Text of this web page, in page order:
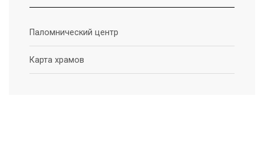
Паломнический центр
Карта храмов